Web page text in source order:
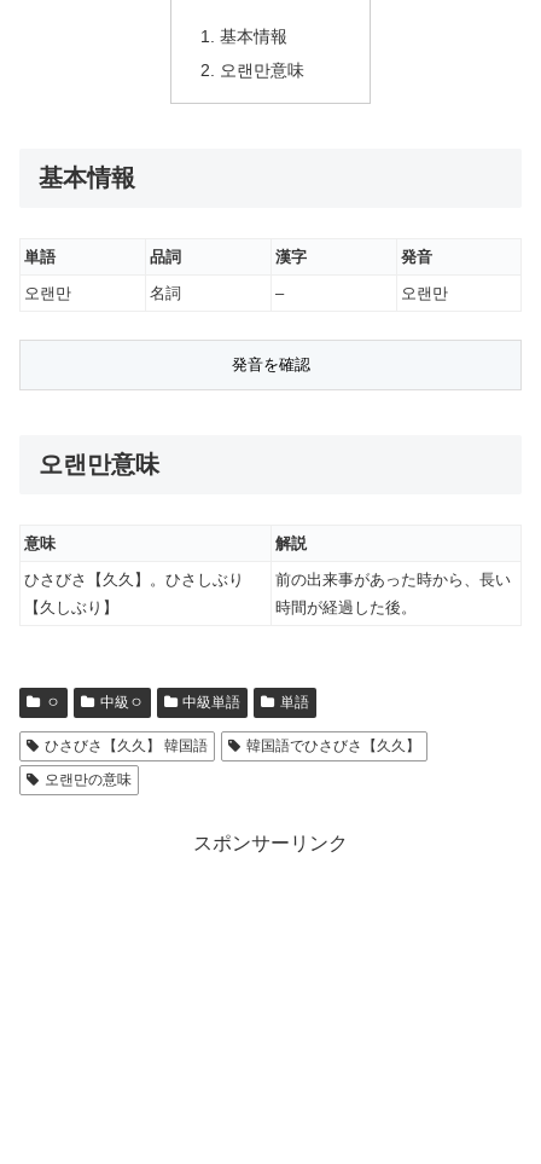
基本情報
오랜만意味
基本情報
単語 品詞 漢字
発音
오랜만
名詞 – 오랜만
오랜만意味
意味
解説
ひさびさ【久久】。ひさしぶり
【久しぶり】
前の出来事があった時から、長い
時間が経過した後。
ㅇ 中級ㅇ 中級単語 単語
ひさびさ【久久】 韓国語
韓国語でひさびさ【久久】
오랜만の意味
スポンサーリンク